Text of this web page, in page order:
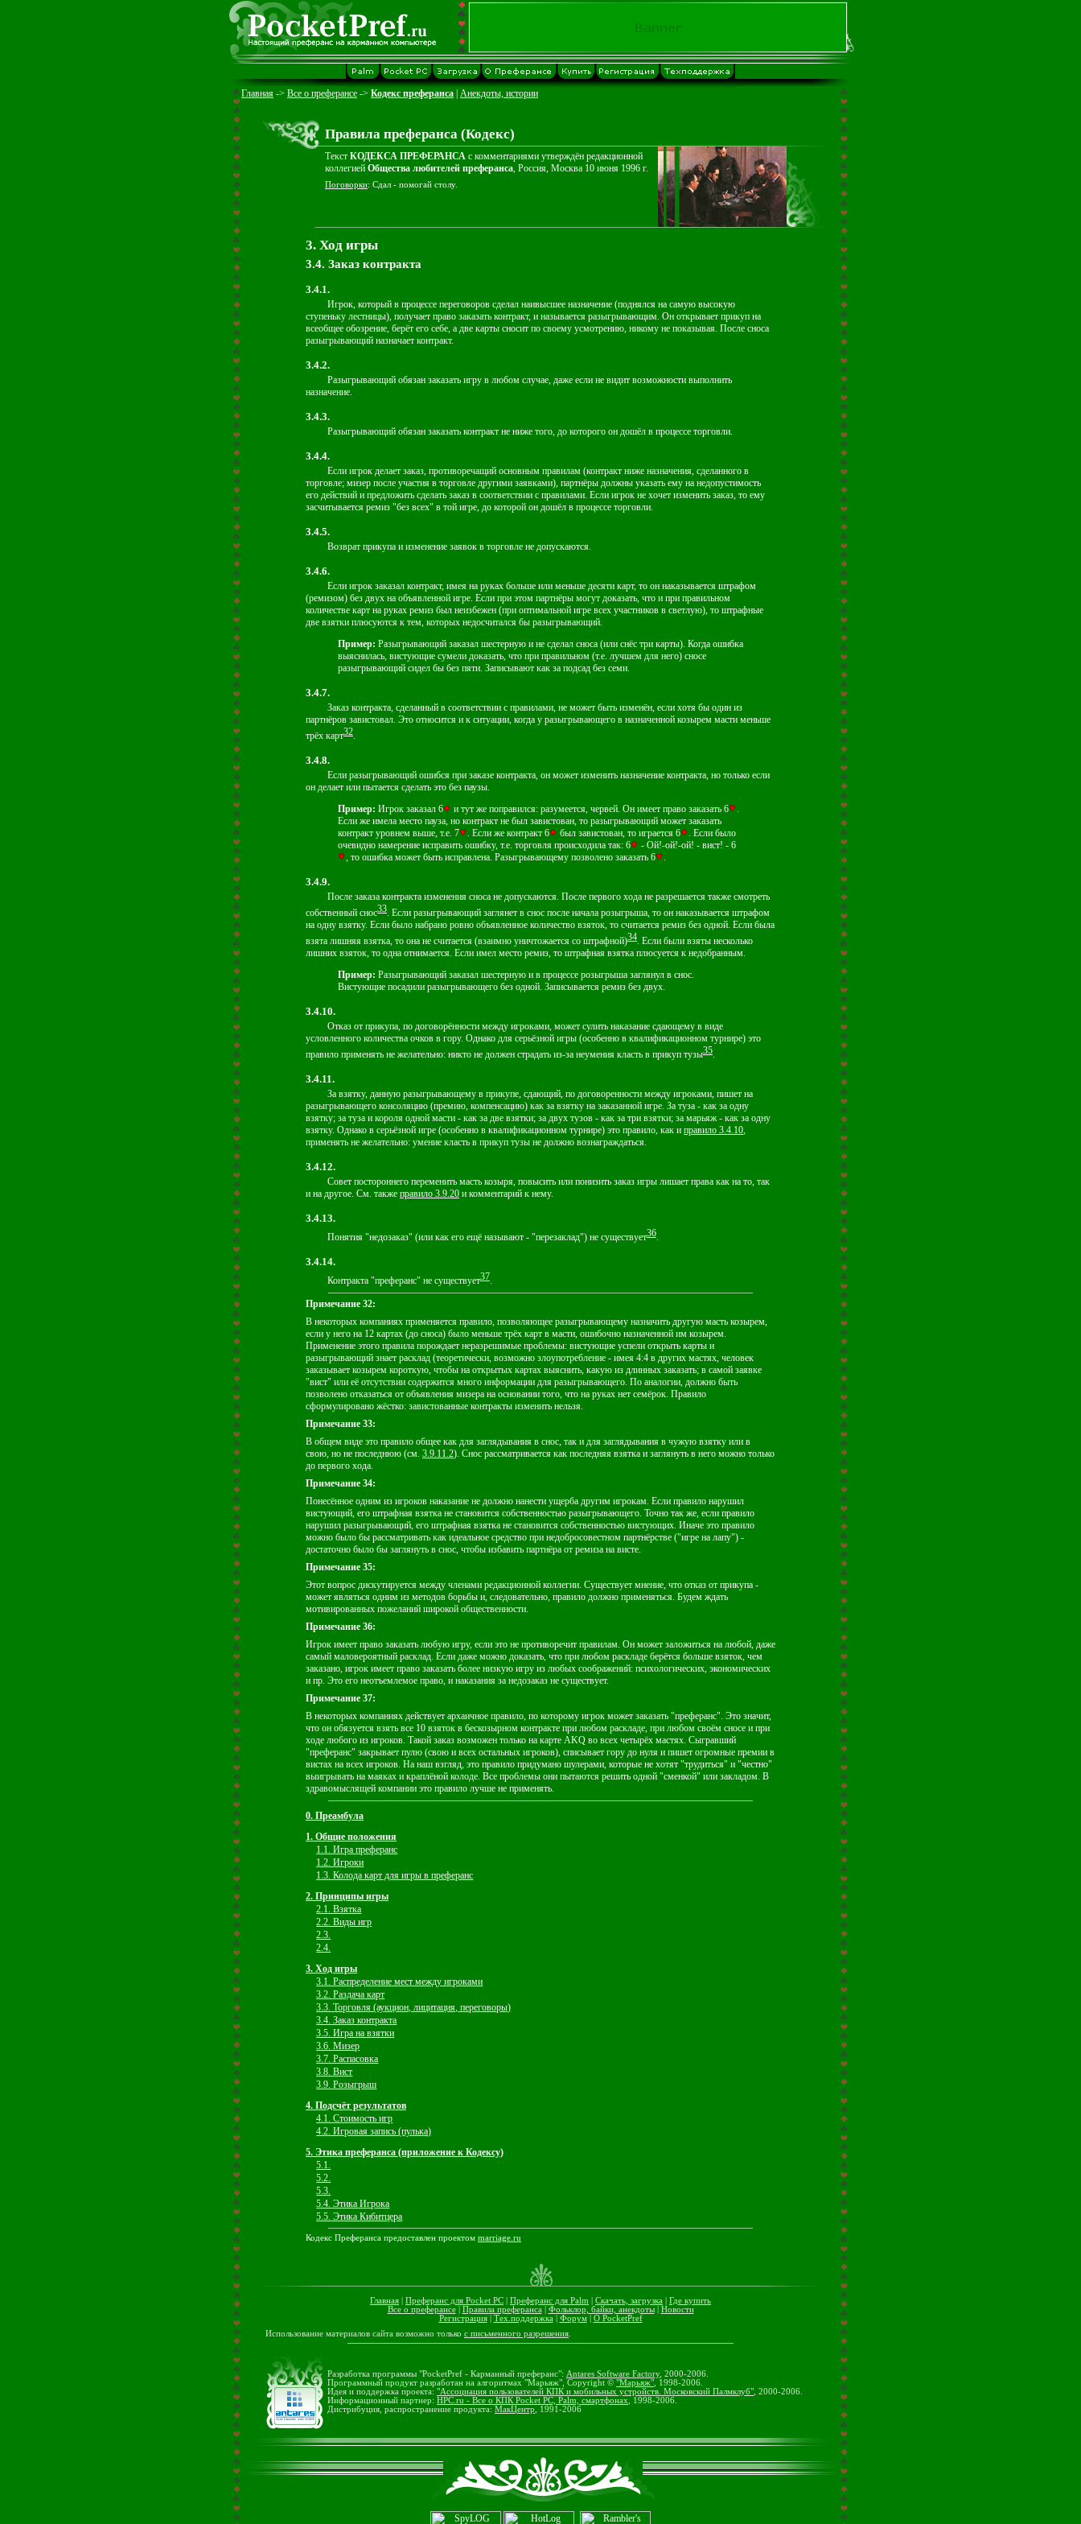
Главная -> Все о преферансе -> Кодекс преферанса Анекдоты, истории
Правила преферанса (Кодекс)
Текст КОДЕКСА ПРЕФЕРАНСА с комментариями утверждён редакционной
коллегией Общества любителей преферанса, Россия, Москва 10 июня 1996 г.
Поговорки: Сдал - помогай столу.
3. Ход игpы
3.4. Заказ контракта
3.4.1.
Игрок, который в процессе переговоров сделал наивысшее назначение (поднялся на самую высокую
ступеньку лестницы), получает право заказать контракт, и называется разыгрывающим. Он открывает прикуп на
всеобщее обозрение, берёт его себе, а две карты сносит по своему усмотрению, никому не показывая. После сноса
разыгрывающий назначает контракт.
3.4.2.
Разыгрывающий обязан заказать игру в любом случае, даже если не видит возможности выполнить
назначение.
3.4.3.
Разыгрывающий обязан заказать контракт не ниже того, до которого он дошёл в процессе торговли.
3.4.4.
Если игрок делает заказ, противоречащий основным правилам (контракт ниже назначения, сделанного в
торговле; мизер после участия в торговле другими заявками), партнёры должны указать ему на недопустимость
его действий и предложить сделать заказ в соответствии с правилами. Если игрок не хочет изменить заказ, то ему
засчитывается ремиз "без всех" в той игре, до которой он дошёл в процессе торговли.
3.4.5.
Возврат прикупа и изменение заявок в торговле не допускаются.
3.4.6.
Если игрок заказал контракт, имея на руках больше или меньше десяти карт, то он наказывается штрафом
(ремизом) без двух на объявленной игре. Если при этом партнёры могут доказать, что и при правильном
количестве карт на руках ремиз был неизбежен (при оптимальной игре всех участников в светлую), то штрафные
две взятки плюсуются к тем, которых недосчитался бы разыгрывающий.
Пример: Разыгрывающий заказал шестерную и не сделал сноса (или снёс три карты). Когда ошибка
выяснилась, вистующие сумели доказать, что при правильном (т.е. лучшем для него) сносе
разыгрывающий сидел бы без пяти. Записывают как за подсад без семи.
3.4.7.
Заказ контракта, сделанный в соответствии с правилами, не может быть изменён, если хотя бы один из
партнёров завистовал. Это относится и к ситуации, когда у разыгрывающего в назначенной козырем масти меньше
трёх карт32.
3.4.8.
Если разыгрывающий ошибся при заказе контракта, он может изменить назначение контракта, но только если
он делает или пытается сделать это без паузы.
Пример: Игрок заказал 6 и тут же поправился: разумеется, червей. Он имеет право заказать 6
.
Если же имела место пауза, но контракт не был завистован, то разыгрывающий может заказать
контракт уровнем выше, т.е. 7
. Если же контракт 6 был завистован, то играется 6
. Если было
очевидно намерение исправить ошибку, т.е. торговля происходила так: 6
- Ой!-ой!-ой! - вист! - 6
, то ошибка может быть исправлена. Разыгрывающему позволено заказать 6
.
3.4.9.
После заказа контракта изменения сноса не допускаются. После первого хода не разрешается также смотреть
собственный снос33. Если разыгрывающий заглянет в снос после начала розыгрыша, то он наказывается штрафом
на одну взятку. Если было набрано ровно объявленное количество взяток, то считается ремиз без одной. Если была
взята лишняя взятка, то она не считается (взаимно уничтожается со штрафной)34. Если были взяты несколько
лишних взяток, то одна отнимается. Если имел место ремиз, то штрафная взятка плюсуется к недобранным.
Пример: Разыгрывающий заказал шестерную и в процессе розыгрыша заглянул в снос.
Вистующие посадили разыгрывающего без одной. Записывается ремиз без двух.
3.4.10.
Отказ от прикупа, по договорённости между игроками, может сулить наказание сдающему в виде
условленного количества очков в гору. Однако для серьёзной игры (особенно в квалификационном турнире) это
правило применять не желательно: никто не должен страдать из-за неумения класть в прикуп тузы35.
3.4.11.
За взятку, данную разыгрывающему в прикупе, сдающий, по договоренности между игроками, пишет на
разыгрывающего консоляцию (премию, компенсацию) как за взятку на заказанной игре. За туза - как за одну
взятку; за туза и короля одной масти - как за две взятки; за двух тузов - как за три взятки; за марьяж - как за одну
взятку. Однако в серьёзной игре (особенно в квалификационном турнире) это правило, как и правило 3.4.10,
применять не желательно: умение класть в прикуп тузы не должно вознаграждаться.
3.4.12.
Совет постороннего переменить масть козыря, повысить или понизить заказ игры лишает права как на то, так
и на другое. См. также правило 3.9.20 и комментарий к нему.
3.4.13.
Понятия "недозаказ" (или как его ещё называют - "перезаклад") не существует36.
3.4.14.
Контракта "преферанс" не существует37.
Примечание 32:
В некоторых компаниях применяется правило, позволяющее разыгрывающему назначить другую масть козырем,
если у него на 12 картах (до сноса) было меньше трёх карт в масти, ошибочно назначенной им козырем.
Применение этого правила порождает неразрешимые проблемы: вистующие успели открыть карты и
разыгрывающий знает расклад (теоретически, возможно злоупотребление - имея 4:4 в других мастях, человек
заказывает козырем короткую, чтобы на открытых картах выяснить, какую из длинных заказать; в самой заявке
"вист" или её отсутствии содержится много информации для разыгрывающего. По аналогии, должно быть
позволено отказаться от объявления мизера на основании того, что на руках нет семёрок. Правило
сформулировано жёстко: завистованные контракты изменить нельзя.
Примечание 33:
В общем виде это правило общее как для заглядывания в снос, так и для заглядывания в чужую взятку или в
свою, но не последнюю (см. 3.9.11.2). Снос рассматривается как последняя взятка и заглянуть в него можно только
до первого хода.
Примечание 34:
Понесённое одним из игроков наказание не должно нанести ущерба другим игрокам. Если правило нарушил
вистующий, его штрафная взятка не становится собственностью разыгрывающего. Точно так же, если правило
нарушил разыгрывающий, его штрафная взятка не становится собственностью вистующих. Иначе это правило
можно было бы рассматривать как идеальное средство при недобросовестном партнёрстве ("игре на лапу") -
достаточно было бы заглянуть в снос, чтобы избавить партнёра от ремиза на висте.
Примечание 35:
Этот вопрос дискутируется между членами редакционной коллегии. Существует мнение, что отказ от прикупа -
может являться одним из методов борьбы и, следовательно, правило должно применяться. Будем ждать
мотивированных пожеланий широкой общественности.
Примечание 36:
Игрок имеет право заказать любую игру, если это не противоречит правилам. Он может заложиться на любой, даже
самый маловероятный расклад. Если даже можно доказать, что при любом раскладе берётся больше взяток, чем
заказано, игрок имеет право заказать более низкую игру из любых соображений: психологических, экономических
и пр. Это его неотъемлемое право, и наказания за недозаказ не существует.
Примечание 37:
В некоторых компаниях действует архаичное правило, по которому игрок может заказать "преферанс". Это значит,
что он обязуется взять все 10 взяток в бескозырном контракте при любом раскладе, при любом своём сносе и при
ходе любого из игроков. Такой заказ возможен только на карте AKQ во всех четырёх мастях. Сыгравший
"преферанс" закрывает пулю (свою и всех остальных игроков), списывает гору до нуля и пишет огромные премии в
вистах на всех игроков. На наш взгляд, это правило придумано шулерами, которые не хотят "трудиться" и "честно"
выигрывать на маяках и краплёной колоде. Все проблемы они пытаются решить одной "сменкой" или закладом. В
здравомыслящей компании это правило лучше не применять.
0. Преамбула
1. Общие положения
1.1. Игра преферанс
1.2. Игроки
1.3. Колода карт для игры в преферанс
2. Принципы игры
2.1. Взятка
2.2. Виды игр
2.3.
2.4.
3. Ход игpы
3.1. Распpеделение мест между игpоками
3.2. Раздача карт
3.3. Тоpговля (аукцион, лицитация, переговоры)
3.4. Заказ контракта
3.5. Игра на взятки
3.6. Мизер
3.7. Распасовка
3.8. Вист
3.9. Розыгрыш
4. Подсчёт результатов
4.1. Стоимость игр
4.2. Игровая запись (пулька)
5. Этика преферанса (приложение к Кодексу)
5.1.
5.2.
5.3.
5.4. Этика Игрока
5.5. Этика Кибитцера
Кодекс Преферанса предоставлен проектом marriage.ru
Главная Преферанс для Pocket PC Преферанс для Palm Скачать, загрузка
Где купить
Все о преферансе| Правила преферанса| Фольклор, байки, анекдоты| Новости
Регистрация| Тех.поддержка| Форум| О PocketPref
Использование материалов сайта возможно только с письменного разрешения
Разработка программы "PocketPref - Карманный преферанс": Antares Software Factory, 2000-2006.
Программный продукт разработан на алгоритмах "Марьяж", Copyright © "Марьяж" , 1998-2006.
Идея и поддержка проекта: "Ассоциация пользователей КПК и мобильных устройств. Московский Палмклуб" , 2000-2006.
Информационный партнер: HPC.ru - Все о КПК Pocket PC, Palm, смартфонах , 1998-2006.
Дистрибуция, распространение продукта: МакЦентр , 1991-2006